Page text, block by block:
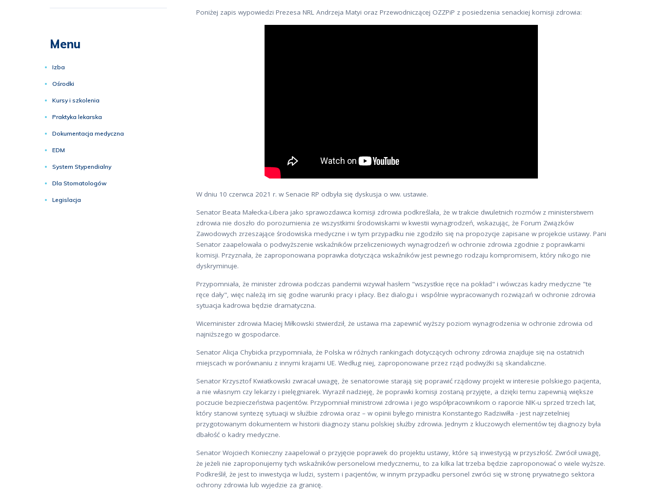
Menu
Izba
Ośrodki
Kursy i szkolenia
Praktyka lekarska
Dokumentacja medyczna
EDM
System Stypendialny
Dla Stomatologów
Legislacja
Poniżej zapis wypowiedzi Prezesa NRL Andrzeja Matyi oraz Przewodniczącej OZZPiP z posiedzenia senackiej komisji zdrowia:
W dniu 10 czerwca 2021 r. w Senacie RP odbyła się dyskusja o ww. ustawie.
Senator Beata Małecka-Libera jako sprawozdawca komisji zdrowia podkreślała, że w trakcie dwuletnich rozmów z ministerstwem
zdrowia nie doszło do porozumienia ze wszystkimi środowiskami w kwestii wynagrodzeń, wskazując, że Forum Związków
Zawodowych zrzeszające środowiska medyczne i w tym przypadku nie zgodziło się na propozycje zapisane w projekcie ustawy. Pani
Senator zaapelowała o podwyższenie wskaźników przeliczeniowych wynagrodzeń w ochronie zdrowia zgodnie z poprawkami
komisji. Przyznała, że zaproponowana poprawka dotycząca wskaźników jest pewnego rodzaju kompromisem, który nikogo nie
dyskryminuje.
Przypomniała, że minister zdrowia podczas pandemii wzywał hasłem "wszystkie ręce na pokład" i wówczas kadry medyczne "te
ręce dały", więc należą im się godne warunki pracy i płacy. Bez dialogu i wspólnie wypracowanych rozwiązań w ochronie zdrowia
sytuacja kadrowa będzie dramatyczna.
Wiceminister zdrowia Maciej Miłkowski stwierdził, że ustawa ma zapewnić wyższy poziom wynagrodzenia w ochronie zdrowia od
najniższego w gospodarce.
Senator Alicja Chybicka przypomniała, że Polska w różnych rankingach dotyczących ochrony zdrowia znajduje się na ostatnich
miejscach w porównaniu z innymi krajami UE. Według niej, zaproponowane przez rząd podwyżki są skandaliczne.
Senator Krzysztof Kwiatkowski zwracał uwagę, że senatorowie starają się poprawić rządowy projekt w interesie polskiego pacjenta,
a nie własnym czy lekarzy i pielęgniarek. Wyraził nadzieję, że poprawki komisji zostaną przyjęte, a dzięki temu zapewnią większe
poczucie bezpieczeństwa pacjentów. Przypomniał ministrowi zdrowia i jego współpracownikom o raporcie NIK-u sprzed trzech lat,
który stanowi syntezę sytuacji w służbie zdrowia oraz – w opinii byłego ministra Konstantego Radziwiłła - jest najrzetelniej
przygotowanym dokumentem w historii diagnozy stanu polskiej służby zdrowia. Jednym z kluczowych elementów tej diagnozy była
dbałość o kadry medyczne.
Senator Wojciech Konieczny zaapelował o przyjęcie poprawek do projektu ustawy, które są inwestycją w przyszłość. Zwrócił uwagę,
że jeżeli nie zaproponujemy tych wskaźników personelowi medycznemu, to za kilka lat trzeba będzie zaproponować o wiele wyższe.
Podkreślił, że jest to inwestycja w ludzi, system i pacjentów, w innym przypadku personel zwróci się w stronę prywatnego sektora
ochrony zdrowia lub wyjedzie za granicę.